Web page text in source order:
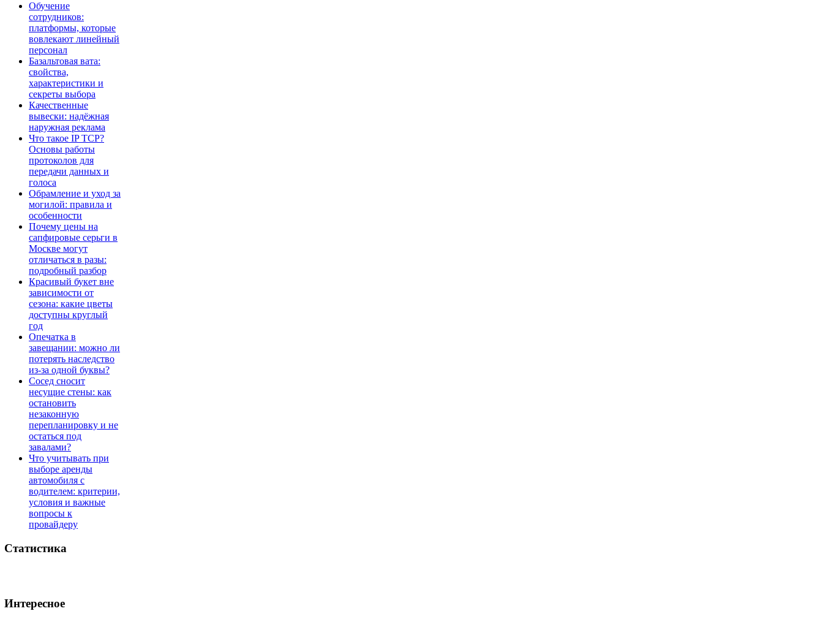
Обучение
сотрудников:
платформы, которые
вовлекают линейный
персонал
Базальтовая вата:
свойства,
характеристики и
секреты выбора
Качественные
вывески: надёжная
наружная реклама
Что такое IP TCP?
Основы работы
протоколов для
передачи данных и
голоса
Обрамление и уход за
могилой: правила и
особенности
Почему цены на
сапфировые серьги в
Москве могут
отличаться в разы:
подробный разбор
Красивый букет вне
зависимости от
сезона: какие цветы
доступны круглый
год
Опечатка в
завещании: можно ли
потерять наследство
из-за одной буквы?
Сосед сносит
несущие стены: как
остановить
незаконную
перепланировку и не
остаться под
завалами?
Что учитывать при
выборе аренды
автомобиля с
водителем: критерии,
условия и важные
вопросы к
провайдеру
Статистика
Интересное